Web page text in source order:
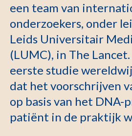
een team van
onderzoekers, onder
Leids Universitair
(LUMC), in The
eerste studie
dat het voorschrijven
op basis van het DNA-
patiënt in de praktijk